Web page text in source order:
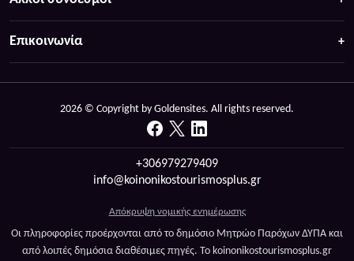
Επικοινωνία
2026 © Copyright by Goldensites. All rights reserved.
+306979279409
info@koinonikostourismosplus.gr
Απόκρυψη νομικής ενημέρωσης
Οι πληροφορίες προέρχονται από το δημόσιο Μητρώο Παρόχων ΔΥΠΑ και
από λοιπές δημόσια διαθέσιμες πηγές. Το koinonikostourismosplus.gr